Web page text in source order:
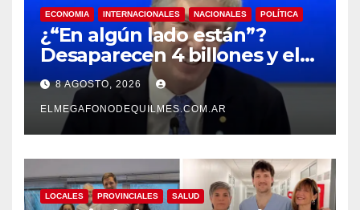
ECONOMIA INTERNACIONALES NACIONALES POLÍTICA
¿“En algún lado están”?
Desaparecen 4 billones y el
presidente del BCRA
responde con una risita
8 AGOSTO, 2026
ELMEGAFONODEQUILMES.COM.AR
LOCALES PROVINCIALES SALUD